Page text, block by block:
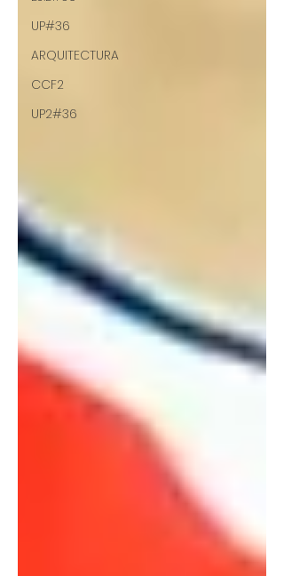
UP#36
ARQUITECTURA
CCF2
UP2#36